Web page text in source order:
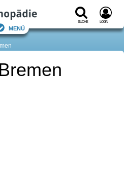
Suche Login
Menü